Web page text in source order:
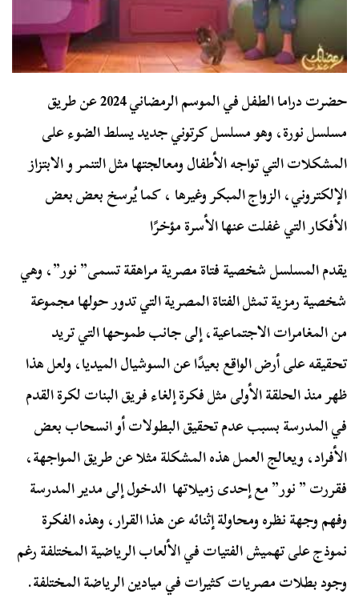
حضرت دراما الطفل في الموسم الرمضاني 2024 عن طريق
مسلسل نورة، وهو مسلسل كرتوني جديد يسلط الضوء على
المشكلات التي تواجه الأطفال ومعالجتها مثل التنمر و الابتزاز
الإلكتروني، الزواج المبكر وغيرها ، كما يُرسخ بعض بعض
الأفكار التي غفلت عنها الأسرة مؤخرًا
يقدم المسلسل شخصية فتاة مصرية مراهقة تسمى” نور”، وهي
شخصية رمزية تمثل الفتاة المصرية التي تدور حولها مجموعة
من المغامرات الاجتماعية، إلى جانب طموحها التي تريد
تحقيقه على أرض الواقع بعيدًا عن السوشيال الميديا، ولعل هذا
ظهر منذ الحلقة الأولى مثل فكرة إلغاء فريق البنات لكرة القدم
في المدرسة بسبب عدم تحقيق البطولات أو انسحاب بعض
الأفراد، ويعالج العمل هذه المشكلة مثلا عن طريق المواجهة،
فقررت ” نور” مع إحدى زميلاتها الدخول إلى مدير المدرسة
وفهم وجهة نظره ومحاولة إثنائه عن هذا القرار، وهذه الفكرة
نموذج على تهميش الفتيات في الألعاب الرياضية المختلفة رغم
وجود بطلات مصريات كثيرات في ميادين الرياضة المختلفة.